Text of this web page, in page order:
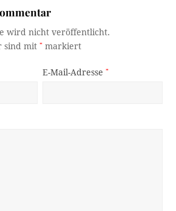
wird nicht veröffentlicht.
sind mit* markiert
E-Mail-Adresse*